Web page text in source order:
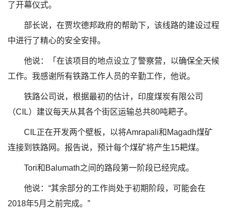
了开幕仪式。
部长说，在贾坎德邦政府的帮助下，该线路的建设过程
中进行了精心的安全安排。
他说：「在该项目的地点设立了警察营，以确保全天候
工作。我感谢所有铁路工作人员的辛勤工作，他说。
铁路公司说，根据最初的估计，印度煤炭有限公司
（CIL）建议每天从其各个街区运输总共80吨耙子。
CIL正在开发两个壁板，以将Amrapali和Magadh煤矿
连接到铁路网。报告说，预计每个煤矿将产生15耙煤。
Tori和Balumath之间的路段第一阶段已经完成。
他说：“其余部分的工作尚处于初期阶段，可能会在
2018年5月之前完成。”